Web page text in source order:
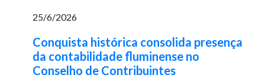
25/6/2026
Conquista histórica consolida presença
da contabilidade fluminense no
Conselho de Contribuintes